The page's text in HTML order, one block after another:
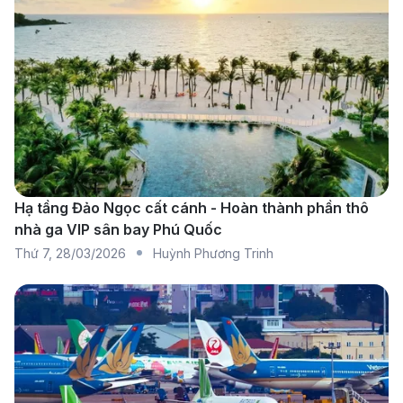
Vé máy bay trên tuyến Côn Đảo - New York có mức
giá dao động từ 20.000.000 - 50.000.000 VND, tùy
theo thời điểm đặt vé, hạng ghế và số điểm dừng. Để
có giá tốt nhất, hành khách nên đặt vé sớm và săn
khuyến mãi từ các hãng hàng không.
Quy định nhập cảnh tại New York
Chuẩn bị Visa New York
Hành khách mang hộ chiếu Việt Nam cần xin visa du
lịch Mỹ (B1/B2) trước khi nhập cảnh New York. Hồ sơ
bao gồm:
Điền mẫu đơn DS-160 trực tuyến.
Thanh toán lệ phí visa theo quy định.
Hạ tầng Đảo Ngọc cất cánh - Hoàn thành phần thô
nhà ga VIP sân bay Phú Quốc
Thứ 7, 28/03/2026 Huỳnh Phương Trinh